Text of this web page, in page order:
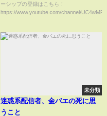
わかりやすく解説します！
ーシップの登録はこちら！
https://www.youtube.com/channel/
未分類
迷惑系配信者、金バエの死に思
うこと